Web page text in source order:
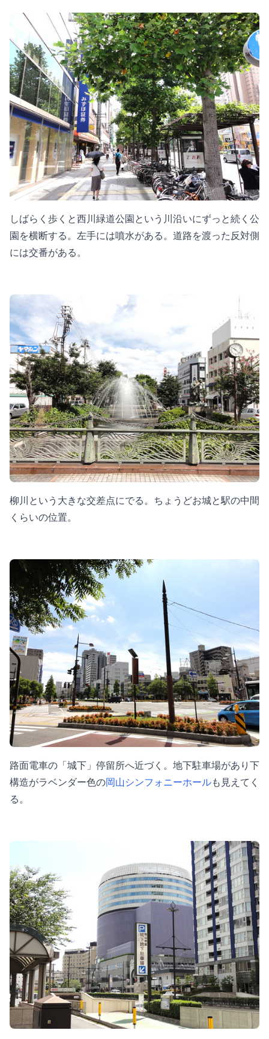
しばらく歩くと西川緑道公園という川沿いにずっと続く公
園を横断する。左手には噴水がある。道路を渡った反対側
には交番がある。
柳川という大きな交差点にでる。ちょうどお城と駅の中間
くらいの位置。
路面電車の「城下」停留所へ近づく。地下駐車場があり下
構造がラベンダー色の岡山シンフォニーホールも見えてく
る。